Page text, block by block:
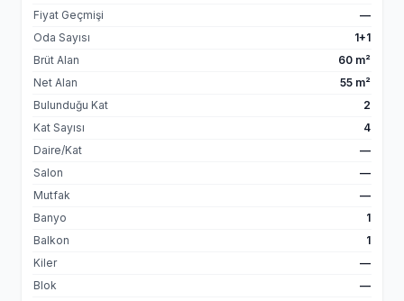
Fiyat Geçmişi
—
Oda Sayısı
1+1
Brüt Alan
60 m²
Net Alan
55 m²
Bulunduğu Kat
2
Kat Sayısı
4
Daire/Kat
—
Salon
—
Mutfak
—
Banyo
1
Balkon
1
Kiler
—
Blok
—